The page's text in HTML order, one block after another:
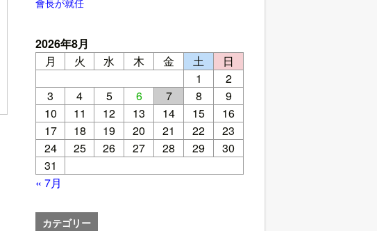
2026年8月
月
火 水 木 金 土
日
1
2
3
4 5 6 7 8
9
10
11 12 13 14 15
16
17
18 19 20 21 22
23
24
25 26 27 28 29
30
31
« 7月
カテゴリー